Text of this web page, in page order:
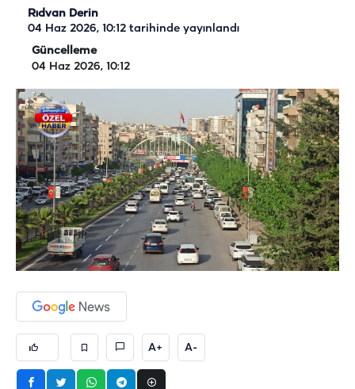
Rıdvan Derin
04 Haz 2026, 10:12 tarihinde yayınlandı
Güncelleme
04 Haz 2026, 10:12
A+ A-